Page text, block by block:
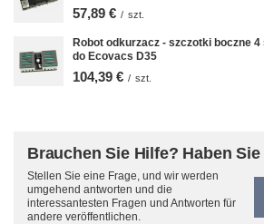
57,89 € / szt.
Robot odkurzacz - szczotki boczne 4
do Ecovacs D35
104,39 € / szt.
Brauchen Sie Hilfe? Haben
Stellen Sie eine Frage, und wir werden
umgehend antworten und die
interessantesten Fragen und Antworten für
andere veröffentlichen.